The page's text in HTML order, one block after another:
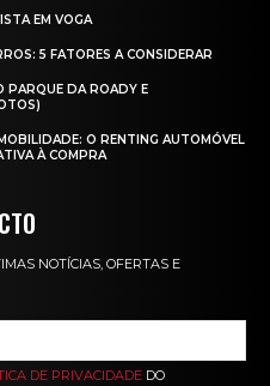
EM VOGA
5 FATORES A CONSIDERAR
PARQUE DA ROADY E
O RENTING AUTOMÓVEL
À COMPRA
NOTÍCIAS, OFERTAS E
DE PRIVACIDADE DO